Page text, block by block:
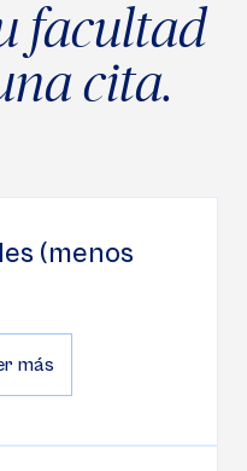
facultad
cita.
(menos
más